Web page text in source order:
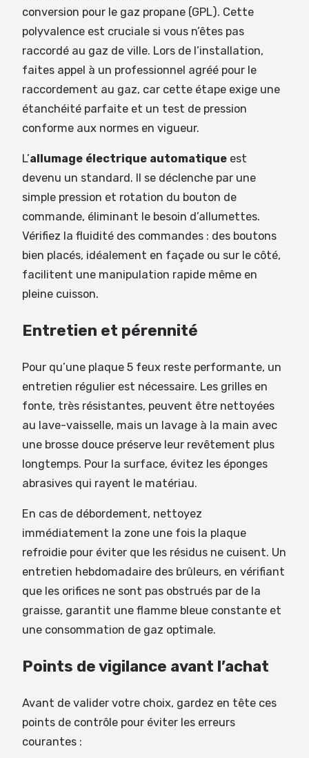
conversion pour le gaz propane (GPL). Cette
polyvalence est cruciale si vous n’êtes pas
raccordé au gaz de ville. Lors de l’installation,
faites appel à un professionnel agréé pour le
raccordement au gaz, car cette étape exige une
étanchéité parfaite et un test de pression
conforme aux normes en vigueur.
L’allumage électrique automatique est
devenu un standard. Il se déclenche par une
simple pression et rotation du bouton de
commande, éliminant le besoin d’allumettes.
Vérifiez la fluidité des commandes : des boutons
bien placés, idéalement en façade ou sur le côté,
facilitent une manipulation rapide même en
pleine cuisson.
Entretien et pérennité
Pour qu’une plaque 5 feux reste performante, un
entretien régulier est nécessaire. Les grilles en
fonte, très résistantes, peuvent être nettoyées
au lave-vaisselle, mais un lavage à la main avec
une brosse douce préserve leur revêtement plus
longtemps. Pour la surface, évitez les éponges
abrasives qui rayent le matériau.
En cas de débordement, nettoyez
immédiatement la zone une fois la plaque
refroidie pour éviter que les résidus ne cuisent. Un
entretien hebdomadaire des brûleurs, en vérifiant
que les orifices ne sont pas obstrués par de la
graisse, garantit une flamme bleue constante et
une consommation de gaz optimale.
Points de vigilance avant l’achat
Avant de valider votre choix, gardez en tête ces
points de contrôle pour éviter les erreurs
courantes :